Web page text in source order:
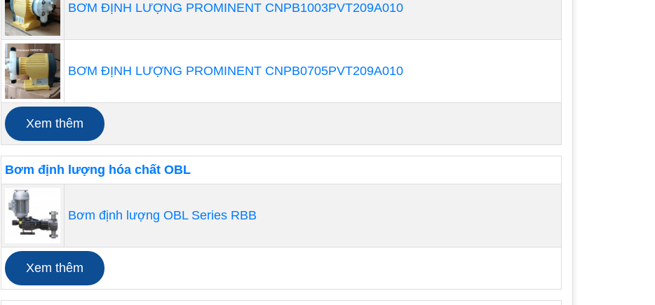
Thương hiệu: ProMinent
Xuất xứ: ĐỨC
Lưu lượng: 2,1 l/h
Áp xuất max: 10bar
Công suất: 11,1w
Sử dụng để bơm chất lỏng có cồn như rượu bia, bơm thức ăn chăn nuôi, bơm nước thải, hóa chất,
dung dịch,....
BƠM ĐỊNH LƯỢNG PROMINENT CNPB1003PVT209A010
BƠM ĐỊNH LƯỢNG PROMINENT CNPB0705PVT209A010
Xem thêm
Bơm định lượng hóa chất OBL
Bơm định lượng OBL Series RBB
Xem thêm